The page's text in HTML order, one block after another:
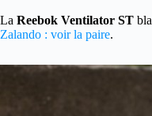
La Reebok Ventilator ST
Zalando : voir la paire.